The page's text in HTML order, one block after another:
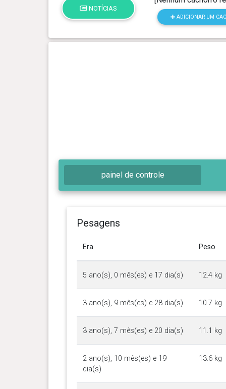
NOTÍCIAS
ADICIONAR UM
painel de controle
Pesagens
Era Peso
5 ano(s), 0 mês(es) e 17 dia(s) 12.4 kg
3 ano(s), 9 mês(es) e 28 dia(s) 10.7 kg
3 ano(s), 7 mês(es) e 20 dia(s) 11.1 kg
2 ano(s), 10 mês(es) e 19
dia(s)
13.6 kg